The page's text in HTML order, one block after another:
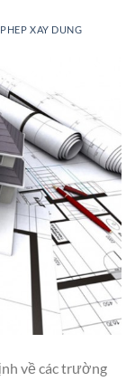
XAY DUNG
về các trường